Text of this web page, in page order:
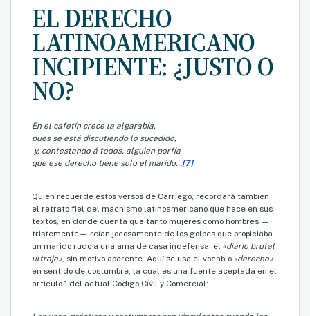
EL DERECHO
LATINOAMERICANO
INCIPIENTE: ¿JUSTO O
NO?
En el cafetín crece la algarabía,
pues se está discutiendo lo sucedido,
y, contestando á todos, alguien porfía
que ese derecho tiene solo el marido…[7]
Quien recuerde estos versos de Carriego, recordará también
el retrato fiel del machismo latinoamericano que hace en sus
textos, en donde cuenta que tanto mujeres como hombres —
tristemente— reían jocosamente de los golpes que propiciaba
un marido rudo a una ama de casa indefensa: el «diario brutal
ultraje», sin motivo aparente. Aquí se usa el vocablo «derecho»
en sentido de costumbre, la cual es una fuente aceptada en el
artículo 1 del actual Código Civil y Comercial: